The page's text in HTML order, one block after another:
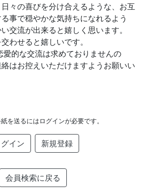
々の喜びを分け合えるような、お互
事で穏やかな気持ちになれるよう
交流が出来ると嬉しく思います。
わせると嬉しいです。
的な交流は求めておりませんの
はお控えいただけますようお願いい
を送るにはログインが必要です。
グイン 新規登録
会員検索に戻る